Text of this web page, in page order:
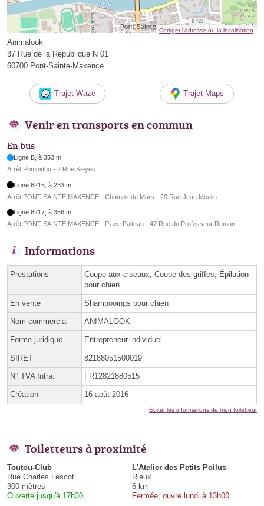
Corriger l’adresse ou la localisation
Animalook
37 Rue de la Republique N 01
60700 Pont-Sainte-Maxence
Trajet Waze Trajet Maps
Venir en transports en commun
En bus
Ligne B, à 353 m
Arrêt Pompidou - 2 Rue Sieyes
Ligne 6216, à 233 m
Arrêt PONT SAINTE MAXENCE - Champs de Mars - 20 Rue Jean Moulin
Ligne 6217, à 358 m
Arrêt PONT SAINTE MAXENCE - Place Palteau - 47 Rue du Professeur Ramon
Informations
Prestations
Coupe aux ciseaux, Coupe des griffes, Épilation
pour chien
En vente Shampooings pour chien
Nom commercial ANIMALOOK
Forme juridique Entrepreneur individuel
SIRET 82188051500019
N° TVA Intra. FR12821880515
Création 16 août 2016
Éditer les informations de mon toiletteur
Toiletteurs à proximité
Toutou-Club
Rue Charles Lescot
300 mètres
Ouverte jusqu'à 17h30
L'Atelier des Petits Poilus
Rieux
6 km
Fermée, ouvre lundi à 13h00